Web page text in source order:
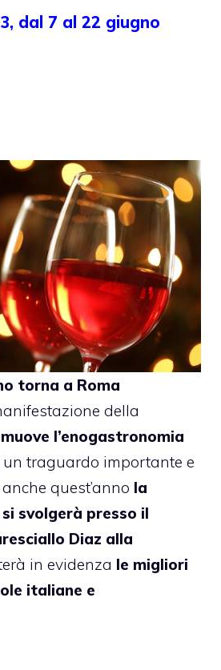
dal 7 al 22 giugno
torna a Roma
della
l’enogastronomia
traguardo importante e
anche quest’anno la
svolgerà presso il
Diaz alla
in evidenza le migliori
italiane e